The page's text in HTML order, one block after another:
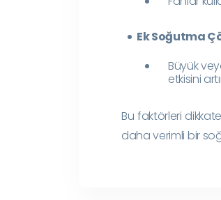
Ek Soğutma
Büyük
etkisini
Bu faktörleri
daha verimli bir